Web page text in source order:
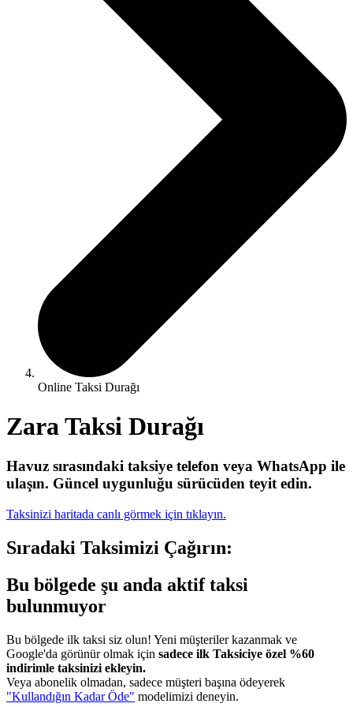
Online Taksi Durağı
Zara Taksi Durağı
Havuz sırasındaki taksiye telefon veya WhatsApp ile
ulaşın. Güncel uygunluğu sürücüden teyit edin.
Taksinizi haritada canlı görmek için tıklayın.
Sıradaki Taksimizi Çağırın:
Bu bölgede şu anda aktif taksi
bulunmuyor
Bu bölgede ilk taksi siz olun! Yeni müşteriler kazanmak ve
Google'da görünür olmak için sadece ilk Taksiciye özel %60
indirimle taksinizi ekleyin.
Veya abonelik olmadan, sadece müşteri başına ödeyerek
"Kullandığın Kadar Öde" modelimizi deneyin.